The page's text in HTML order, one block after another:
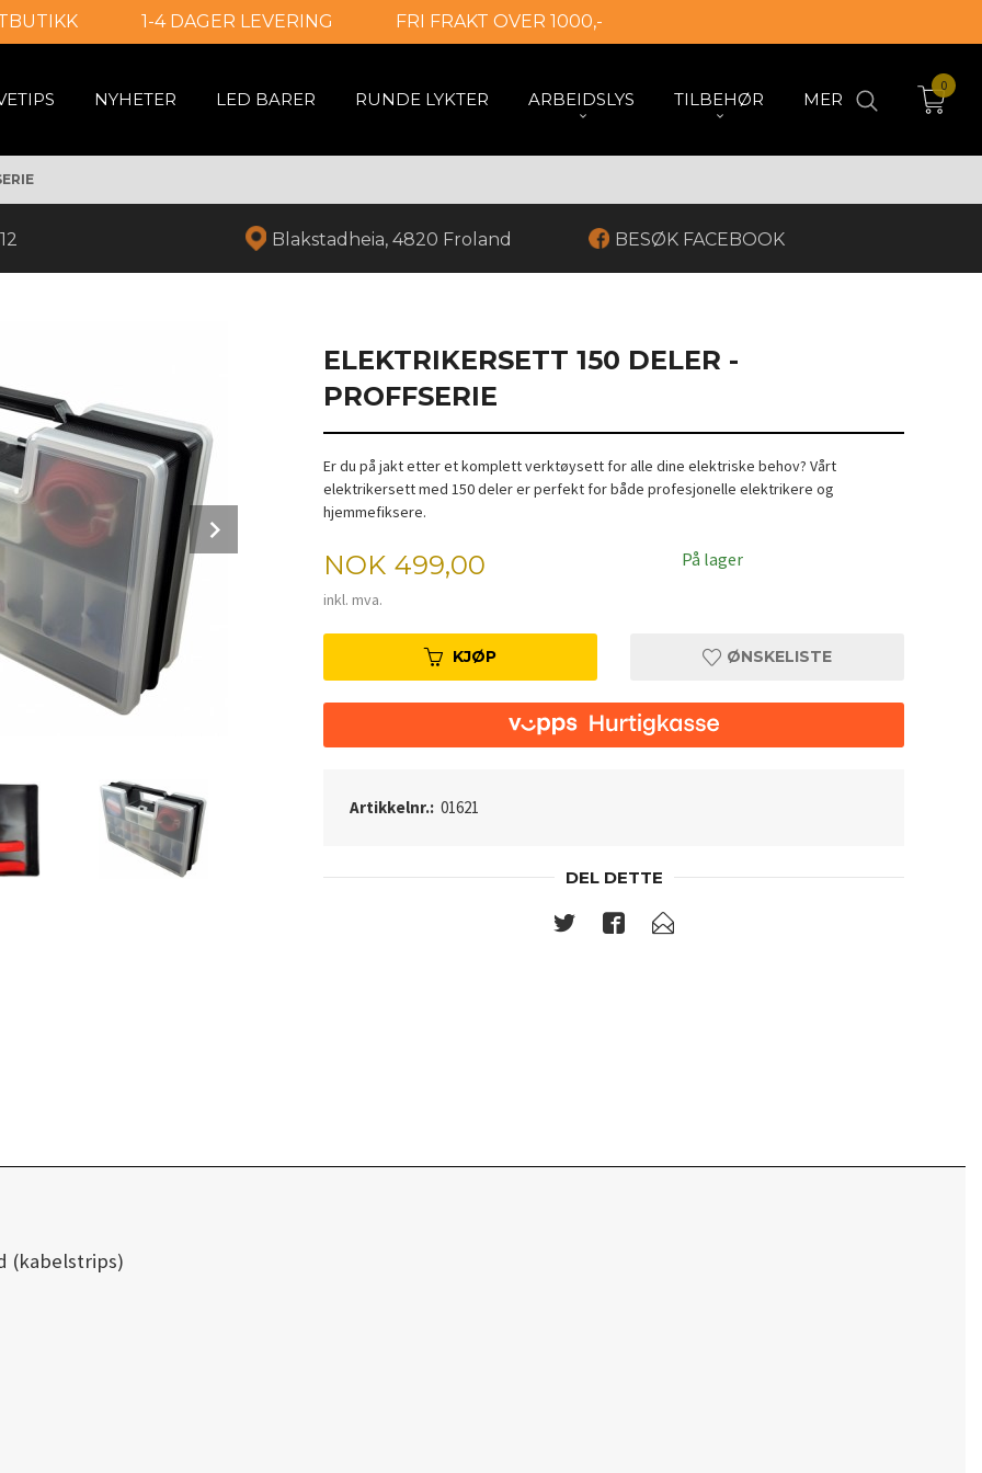
1-4 DAGER LEVERING FRI FRAKT OVER 1000,-
NYHETER LED BARER RUNDE LYKTER ARBEIDSLYS TILBEHØR MER
0
Blakstadheia, 4820 Froland BESØK FACEBOOK
ELEKTRIKERSETT 150 DELER -
PROFFSERIE
Er du på jakt etter et komplett verktøysett for alle dine elektriske behov? Vårt
elektrikersett med 150 deler er perfekt for både profesjonelle elektrikere og
hjemmefiksere.
Pris
NOK 499,00
inkl. mva.
På lager
KJØP ØNSKELISTE
Artikkelnr.: 01621
DEL DETTE
(kabelstrips)